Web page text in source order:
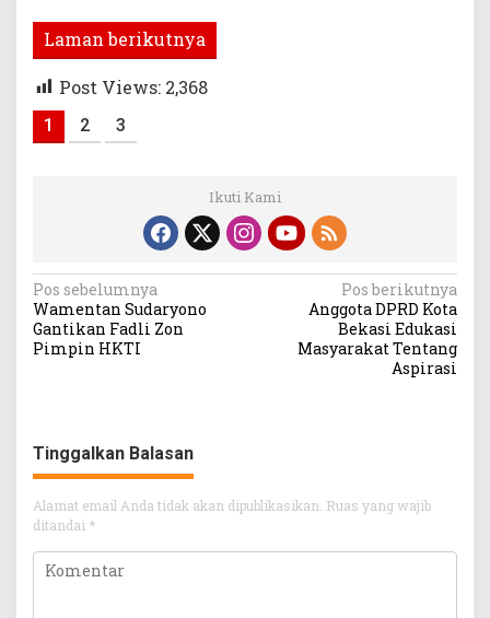
Laman berikutnya
Post Views: 2,368
1 2 3
Ikuti Kami
Navigasi
pos
Pos sebelumnya
Wamentan Sudaryono
Gantikan Fadli Zon
Pimpin HKTI
Pos berikutnya
Anggota DPRD Kota
Bekasi Edukasi
Masyarakat Tentang
Aspirasi
Tinggalkan Balasan
Alamat email Anda tidak akan dipublikasikan. Ruas yang wajib
ditandai *